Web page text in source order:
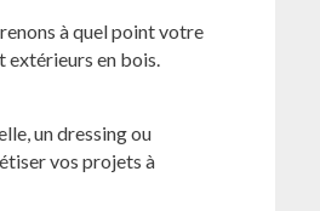
à quel point votre
extérieurs en bois.
un dressing ou
vos projets à